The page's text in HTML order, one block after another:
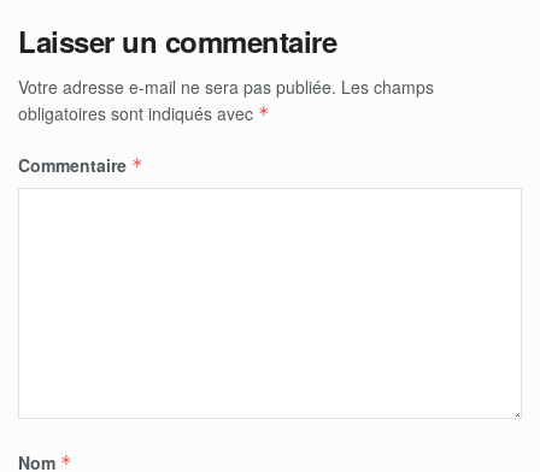
Laisser un commentaire
Votre adresse e-mail ne sera pas publiée. Les champs
obligatoires sont indiqués avec *
Commentaire *
Nom *